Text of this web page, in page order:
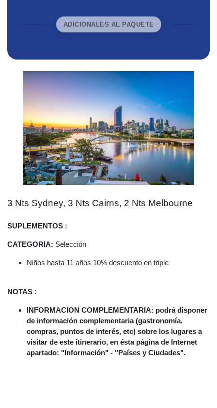
ADICIONALES AL PAQUETE
3 Nts Sydney, 3 Nts Cairns, 2 Nts Melbourne
SUPLEMENTOS :
CATEGORIA: Selección
Niños hasta 11 años 10% descuento en triple
NOTAS :
INFORMACION COMPLEMENTARIA: podrá disponer
de información complementaria (gastronomía,
compras, puntos de interés, etc) sobre los lugares a
visitar de este itinerario, en ésta página de Internet
apartado: "Información" - "Países y Ciudades".